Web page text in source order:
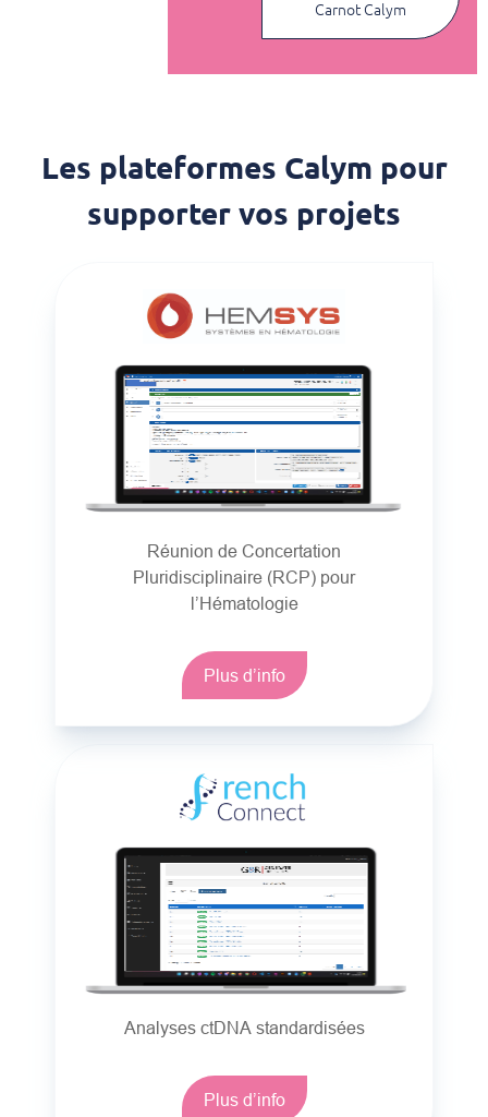
Carnot Calym
Les plateformes Calym pour
supporter vos projets
Réunion de Concertation
Pluridisciplinaire (RCP) pour
l’Hématologie
Plus d’info
Analyses ctDNA standardisées
Plus d’info